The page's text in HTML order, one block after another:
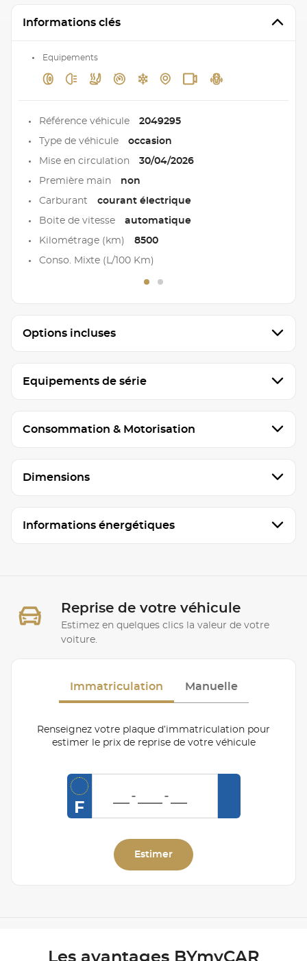
Informations clés
Equipements
Référence véhicule 2049295
Type de véhicule occasion
Mise en circulation 30/04/2026
Première main non
Carburant courant électrique
Boite de vitesse automatique
Kilométrage (km) 8500
Conso. Mixte (L/100 Km)
Options incluses
Equipements de série
Consommation & Motorisation
Dimensions
Informations énergétiques
Reprise de votre véhicule
Estimez en quelques clics la valeur de votre
voiture.
Immatriculation Manuelle
Renseignez votre plaque d’immatriculation pour
estimer le prix de reprise de votre véhicule
F
Estimer
Les avantages BYmyCAR